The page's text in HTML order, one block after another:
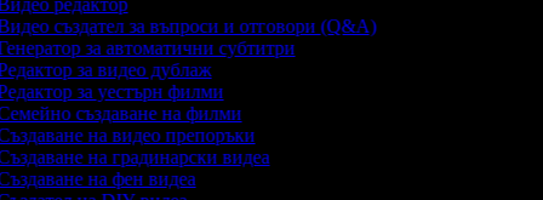
редактор
създател за въпроси и отговори (Q&A)
за автоматични субтитри
за видео дублаж
за уестърн филми
създаване на филми
на видео препоръки
на градинарски видеа
на фен видеа